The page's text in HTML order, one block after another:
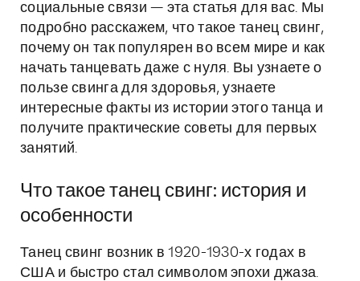
социальные связи — эта статья для вас. Мы
подробно расскажем, что такое танец свинг,
почему он так популярен во всем мире и как
начать танцевать даже с нуля. Вы узнаете о
пользе свинга для здоровья, узнаете
интересные факты из истории этого танца и
получите практические советы для первых
занятий.
Что такое танец свинг: история и
особенности
Танец свинг возник в 1920-1930-х годах в
США и быстро стал символом эпохи джаза.